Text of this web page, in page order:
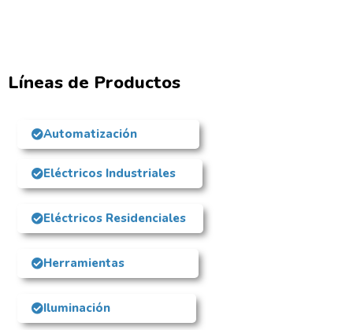
Líneas de Productos
Automatización
Eléctricos Industriales
Eléctricos Residenciales
Herramientas
Iluminación